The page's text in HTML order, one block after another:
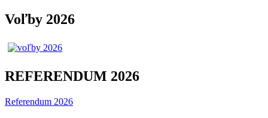
Voľby 2026
REFERENDUM 2026
Referendum 2026